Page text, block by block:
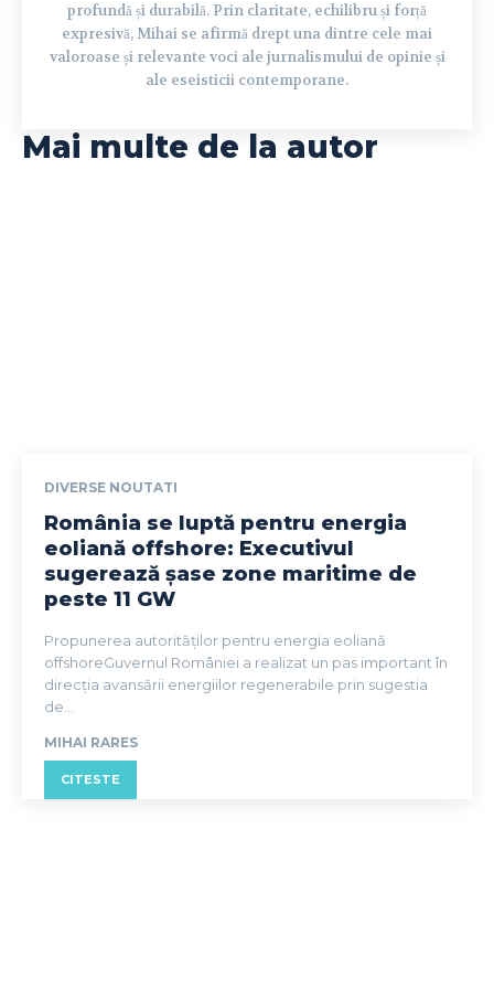
profundă și durabilă. Prin claritate, echilibru și forță
expresivă, Mihai se afirmă drept una dintre cele mai
valoroase și relevante voci ale jurnalismului de opinie și
ale eseisticii contemporane.
Mai multe de la autor
DIVERSE NOUTATI
România se luptă pentru energia
eoliană offshore: Executivul
sugerează șase zone maritime de
peste 11 GW
Propunerea autorităților pentru energia eoliană
offshoreGuvernul României a realizat un pas important în
direcția avansării energiilor regenerabile prin sugestia
de...
MIHAI RARES
CITESTE